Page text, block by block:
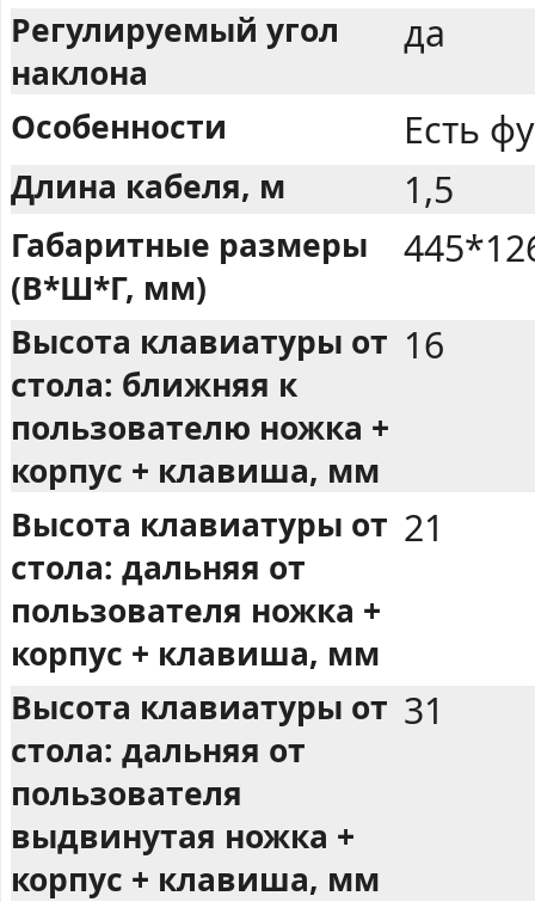
Регулируемый угол
наклона
да
Особенности Есть
Длина кабеля, м 1,5
Габаритные размеры
(В*Ш*Г, мм)
Высота клавиатуры от
стола: ближняя к
пользователю ножка +
корпус + клавиша, мм
16
Высота клавиатуры от
стола: дальняя от
пользователя ножка +
корпус + клавиша, мм
21
Высота клавиатуры от
стола: дальняя от
пользователя
выдвинутая ножка +
корпус + клавиша, мм
31